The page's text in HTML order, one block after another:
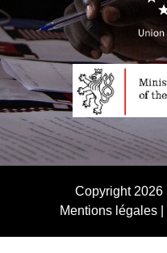
Copyright 2026
Mentions légales|